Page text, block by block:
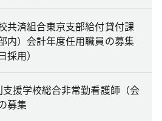
共済組合東京支部給付貸付課
内）会計年度任用職員の募集
採用）
援学校総合非常勤看護師（会
募集